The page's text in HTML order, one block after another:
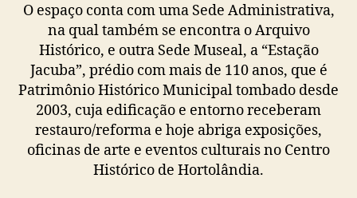
O espaço conta com uma Sede Administrativa,
na qual também se encontra o Arquivo
Histórico, e outra Sede Museal, a “Estação
Jacuba”, prédio com mais de 110 anos, que é
Patrimônio Histórico Municipal tombado desde
2003, cuja edificação e entorno receberam
restauro/reforma e hoje abriga exposições,
oficinas de arte e eventos culturais no Centro
Histórico de Hortolândia.